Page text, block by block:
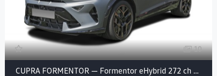
10
CUPRA FORMENTOR — Formentor eHybrid 272 ch DSG6